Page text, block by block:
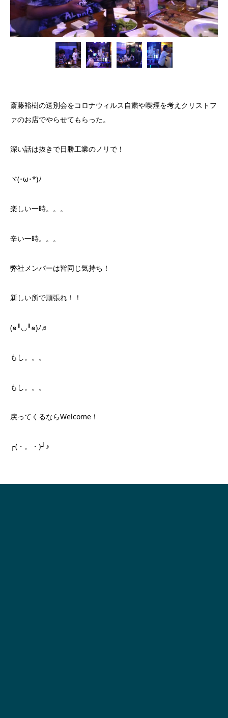
斎藤裕樹の送別会をコロナウィルス自粛や喫煙を考えクリストフ
ァのお店でやらせてもらった。
深い話は抜きで日勝工業のノリで！
ヾ(･ω･*)ﾉ
楽しい一時。。。
辛い一時。。。
弊社メンバーは皆同じ気持ち！
新しい所で頑張れ！！
(๑╹◡╹๑)ﾉ♬
もし。。。
もし。。。
戻ってくるならWelcome！
┌(・。・)┘♪